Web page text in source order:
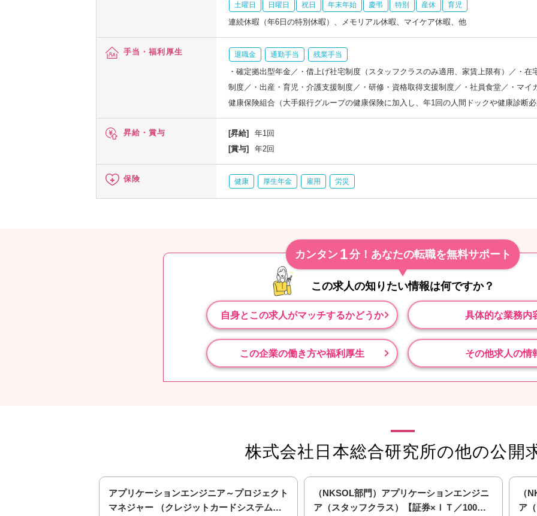
土曜日 日曜日 祝日 年末年始 慶弔 特別 産休 育児
連続休暇（年6日の特別休暇）、メモリアル休暇、マイケア休暇、他
手当・福利厚生 退職金 通勤手当 残業手当
・確定拠出型年金／・借上げ社宅制度（スタッフクラスのみ適用、家賃上限有）／・
制度／・出産・育児・介護支援制度／・研修・資格取得支援制度／・社員食堂／・マ
健康保険組合（大手銀行グループの健康保険に加入し、年1回の人間ドックや健康診断
昇給・賞与 [昇給]
年1回
[賞与]
年2回
保険 健康 厚生年金 雇用 労災
カンタン 1分！あなたの転職を無料サポート
この求人の知りたい情報は何ですか？
自身とこの求人がマッチするかどうか 具体的な業務内
この企業の働き方や福利厚生 その他求人の情
株式会社日本総合研究所の他の公開
アプリケーションエンジニア～プロジェクト
マネジャー （クレジットカードシステム分
（NKSOL部門）アプリケーションエンジニ
ア（スタッフクラス）【証券×ＩＴ／100％
（
ア